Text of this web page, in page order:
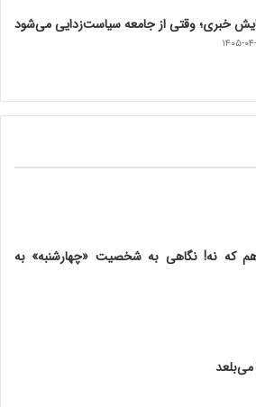
خبری؛ وقتی از جامعه سیاست‌زدایی می‌شود
۰۴-۲۲
که نه! نگاهی به شخصیت «چهارشنبه» به
می‌بلعد